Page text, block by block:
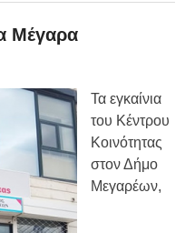
Μέγαρα
Τα εγκαίνια
του Κέντρου
Κοινότητας
στον Δήμο
Μεγαρέων,